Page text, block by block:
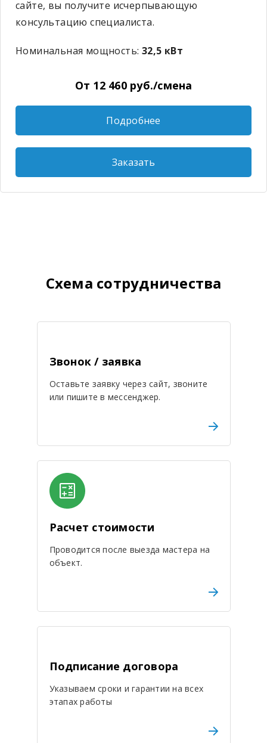
сайте, вы получите исчерпывающую
консультацию специалиста.
Номинальная мощность: 32,5 кВт
От 12 460 руб./смена
Подробнее
Заказать
Схема сотрудничества
Звонок / заявка
Оставьте заявку через сайт, звоните
или пишите в мессенджер.
Расчет стоимости
Проводится после выезда мастера на
объект.
Подписание договора
Указываем сроки и гарантии на всех
этапах работы